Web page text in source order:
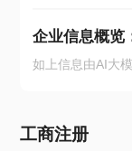
企业信息概览
如上信息由AI大
工商注册